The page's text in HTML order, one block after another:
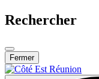
Rechercher
Fermer